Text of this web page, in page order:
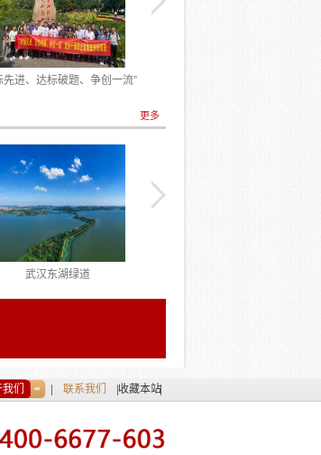
先进、达标破题、争创一流”
更多
武汉东湖绿道
们
联系我们 收藏本站